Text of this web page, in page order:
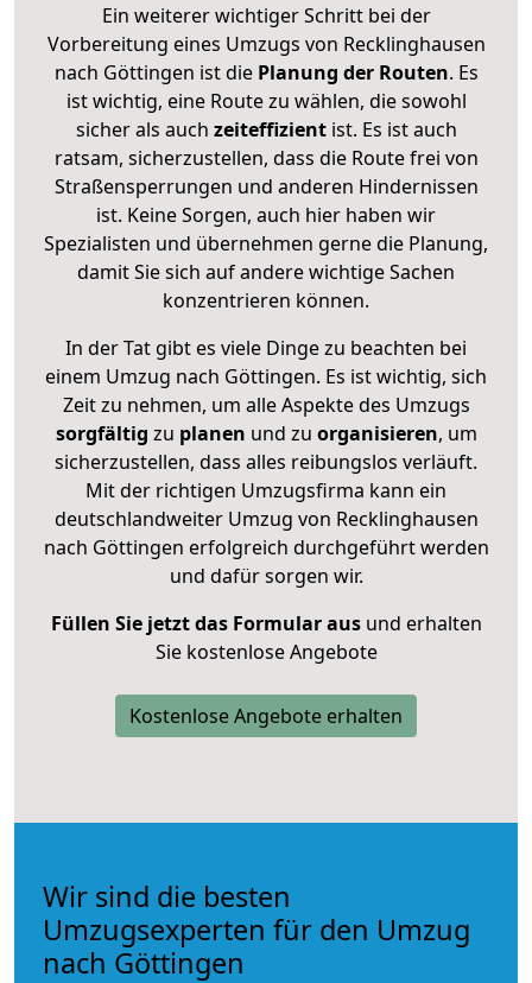
Ein weiterer wichtiger Schritt bei der
Vorbereitung eines Umzugs von Recklinghausen
nach Göttingen ist diePlanung der Routen. Es
ist wichtig, eine Route zu wählen, die sowohl
sicher als auch zeiteffizientist. Es ist auch
ratsam, sicherzustellen, dass die Route frei von
Straßensperrungen und anderen Hindernissen
ist. Keine Sorgen, auch hier haben wir
Spezialisten und übernehmen gerne die Planung,
damit Sie sich auf andere wichtige Sachen
konzentrieren können.
In der Tat gibt es viele Dinge zu beachten bei
einem Umzug nach Göttingen. Es ist wichtig, sich
Zeit zu nehmen, um alle Aspekte des Umzugs
sorgfältig zu planen und zu organisieren, um
sicherzustellen, dass alles reibungslos verläuft.
Mit der richtigen Umzugsfirma kann ein
deutschlandweiter Umzug von Recklinghausen
nach Göttingen erfolgreich durchgeführt werden
und dafür sorgen wir.
Füllen Sie jetzt das Formular ausund erhalten
Sie kostenlose Angebote
Kostenlose Angebote erhalten
Wir sind die besten
Umzugsexperten für den Umzug
nach Göttingen